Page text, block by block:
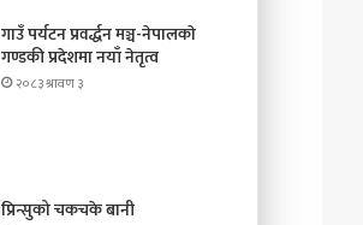
गाउँ पर्यटन प्रवर्द्धन मञ्च-नेपालकाे
गण्डकी प्रदेशमा नयाँ नेतृत्व
२०८३ श्रावण ३
प्रिन्सुको चकचके बानी